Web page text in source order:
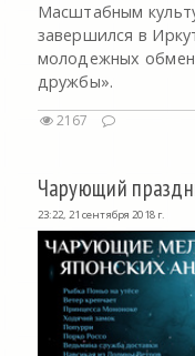
Масштабным
завершился в
молодежных
дружбы».
2167
Чарующий
23:22, 21 сентября 2018 г.